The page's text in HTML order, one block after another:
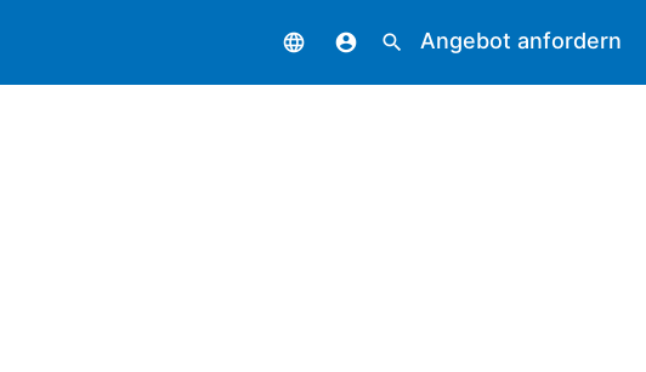
language account_circle search Angebot anfordern